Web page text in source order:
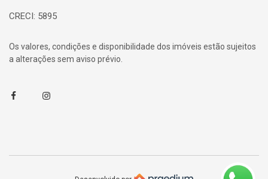
CRECI: 5895
Os valores, condições e disponibilidade dos imóveis estão sujeitos
a alterações sem aviso prévio.
FacebookInstagram